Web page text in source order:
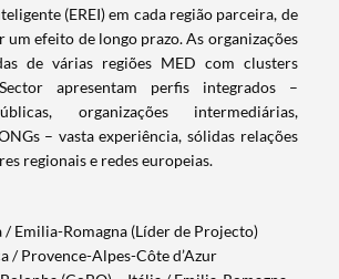
(EREI)em cada região parceira, de
um efeito de longo prazo. As organizações
de várias regiões MED com clusters
apresentam perfis integrados –
organizações intermediárias,
– vasta experiência, sólidas relações
regionais e redes europeias.
/ Emilia-Romagna (Líder de Projecto)
/ Provence-Alpes-Côte d’Azur